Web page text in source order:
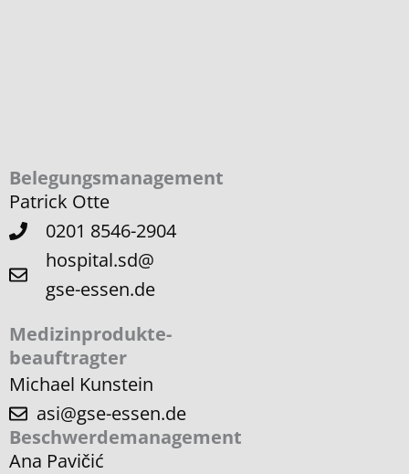
Belegungs­management
Patrick Otte
0201 8546-2904
hospital.sd@
gse-essen.de
Medizinprodukte-
beauftragter
Michael Kunstein
asi@gse-essen.de
Beschwerde­management
Ana Pavičić